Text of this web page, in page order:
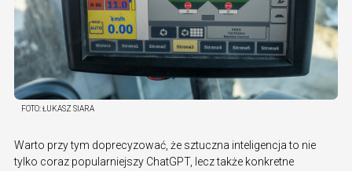
FOTO:ŁUKASZ SIARA
Warto przy tym doprecyzować, że sztuczna inteligencja to nie
tylko coraz popularniejszy ChatGPT, lecz także konkretne